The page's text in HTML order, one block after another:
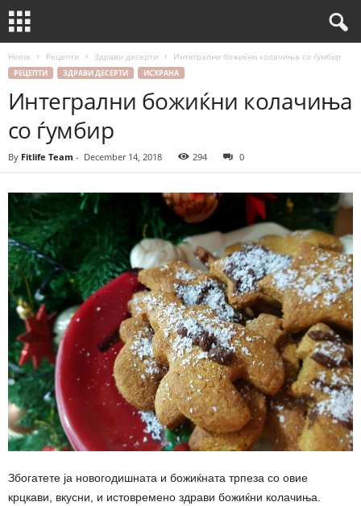
Home Рецепти Здрави десерти Интегрални божиќни колачиња со ѓумбир
РЕЦЕПТИ ЗДРАВИ ДЕСЕРТИ ИСХРАНА
Интегрални божиќни колачиња
со ѓумбир
By Fitlife Team - December 14, 2018 294 0
Збогатете ја новогодишната и божиќната трпеза со овие
крцкави, вкусни, и истовремено здрави божиќни колачиња.